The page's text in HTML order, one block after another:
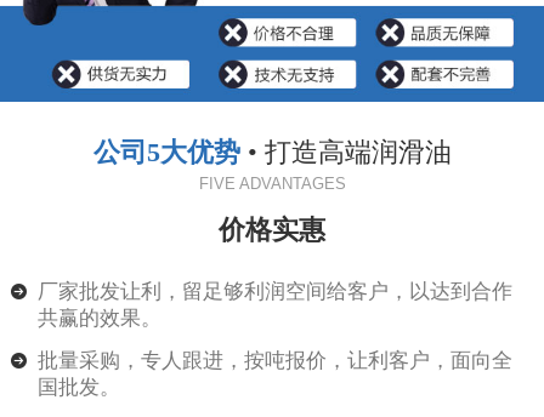
公司5大优势• 打造高端润滑油
FIVE ADVANTAGES
价格实惠
厂家批发让利，留足够利润空间给客户，以达到合作
共赢的效果。
批量采购，专人跟进，按吨报价，让利客户，面向全
国批发。